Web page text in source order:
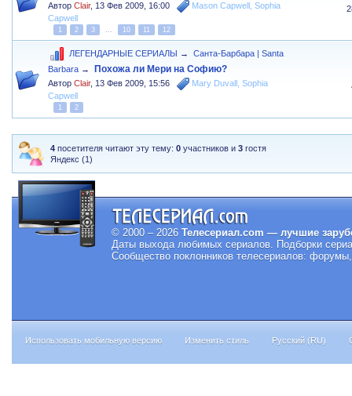
АвторClair, 13 Фев 2009, 16:00 Mason Capwell ,Sophia
Capwell
1 2 3 ... 10 11 12
ЛЕГЕНДАРНЫЕ СЕРИАЛЫ →
Санта-Барбара | Santa
Barbara → Похожа ли Мери на Софию?
АвторClair, 13 Фев 2009, 15:56 Mary Duvall ,Sophia
Capwell
1 2
4 посетителя читают эту тему:0 участников и3 гостя
Яндекс (1)
© 2000 – 2026 Телесериал.com — лучшие
Даты выхода любимых сериалов. Подборки
Сообщество поклонников телесериалов:
Использовать мобильную версию Изменить стиль Русский (RU)